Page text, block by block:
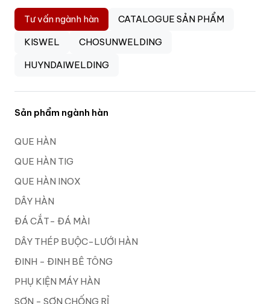
Tư vấn ngành hàn
CATALOGUE SẢN PHẨM
KISWEL
CHOSUNWELDING
HUYNDAIWELDING
Sản phẩm ngành hàn
QUE HÀN
QUE HÀN TIG
QUE HÀN INOX
DÂY HÀN
ĐÁ CẮT- ĐÁ MÀI
DÂY THÉP BUỘC-LƯỚI HÀN
ĐINH - ĐINH BÊ TÔNG
PHỤ KIỆN MÁY HÀN
SƠN - SƠN CHỐNG RỈ